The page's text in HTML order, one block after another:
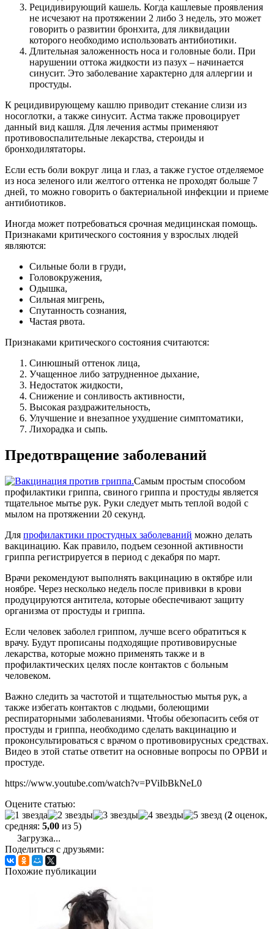
Рецидивирующий кашель. Когда кашлевые проявления
не исчезают на протяжении 2 либо 3 недель, это может
говорить о развитии бронхита, для ликвидации
которого необходимо использовать антибиотики.
Длительная заложенность носа и головные боли. При
нарушении оттока жидкости из пазух – начинается
синусит. Это заболевание характерно для аллергии и
простуды.
К рецидивирующему кашлю приводит стекание слизи из
носоглотки, а также синусит. Астма также провоцирует
данный вид кашля. Для лечения астмы применяют
противовоспалительные лекарства, стероиды и
бронходилятаторы.
Если есть боли вокруг лица и глаз, а также густое отделяемое
из носа зеленого или желтого оттенка не проходят больше 7
дней, то можно говорить о бактериальной инфекции и приеме
антибиотиков.
Иногда может потребоваться срочная медицинская помощь.
Признаками критического состояния у взрослых людей
являются:
Сильные боли в груди,
Головокружения,
Одышка,
Сильная мигрень,
Спутанность сознания,
Частая рвота.
Признаками критического состояния считаются:
Синюшный оттенок лица,
Учащенное либо затрудненное дыхание,
Недостаток жидкости,
Снижение и сонливость активности,
Высокая раздражительность,
Улучшение и внезапное ухудшение симптоматики,
Лихорадка и сыпь.
Предотвращение заболеваний
Самым простым способом
профилактики гриппа, свиного гриппа и простуды является
тщательное мытье рук. Руки следует мыть теплой водой с
мылом на протяжении 20 секунд.
Для профилактики простудных заболеваний можно делать
вакцинацию. Как правило, подъем сезонной активности
гриппа регистрируется в период с декабря по март.
Врачи рекомендуют выполнять вакцинацию в октябре или
ноябре. Через несколько недель после прививки в крови
продуцируются антитела, которые обеспечивают защиту
организма от простуды и гриппа.
Если человек заболел гриппом, лучше всего обратиться к
врачу. Будут прописаны подходящие противовирусные
лекарства, которые можно применять также и в
профилактических целях после контактов с больным
человеком.
Важно следить за частотой и тщательностью мытья рук, а
также избегать контактов с людьми, болеющими
респираторными заболеваниями. Чтобы обезопасить себя от
простуды и гриппа, необходимо сделать вакцинацию и
проконсультироваться с врачом о противовирусных средствах.
Видео в этой статье ответит на основные вопросы по ОРВИ и
простуде.
https://www.youtube.com/watch?v=PViIbBkNeL0
Оцените статью:
(2 оценок,
средняя: 5,00 из 5)
Загрузка...
Поделиться с друзьями:
Похожие публикации